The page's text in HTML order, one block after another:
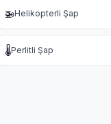
🚁Helikopterli Şap
🌡️Perlitli Şap